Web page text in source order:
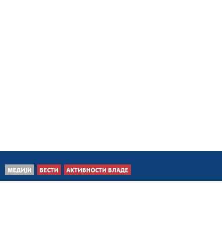
МЕДИЈИ ВЕСТИ АКТИВНОСТИ ВЛАДЕ